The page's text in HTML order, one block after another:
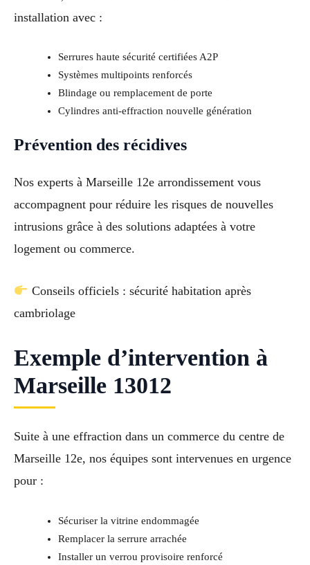
installation avec :
Serrures haute sécurité certifiées A2P
Systèmes multipoints renforcés
Blindage ou remplacement de porte
Cylindres anti-effraction nouvelle génération
Prévention des récidives
Nos experts à Marseille 12e arrondissement vous
accompagnent pour réduire les risques de nouvelles
intrusions grâce à des solutions adaptées à votre
logement ou commerce.
Conseils officiels : sécurité habitation après
cambriolage
Exemple d’intervention à
Marseille 13012
Suite à une effraction dans un commerce du centre de
Marseille 12e, nos équipes sont intervenues en urgence
pour :
Sécuriser la vitrine endommagée
Remplacer la serrure arrachée
Installer un verrou provisoire renforcé